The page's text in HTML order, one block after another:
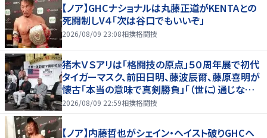
【ノア】GHCナショナルは丸藤正道がKENTAとの
死闘制しV４「次は谷口でもいいぞ」
2026/08/09 23:08相撲格闘技
猪木ＶＳアリは「格闘技の原点」５０周年展で初代
タイガーマスク、前田日明、藤波辰爾、藤原喜明が
懐古「本当の意味で真剣勝負」「（世に）通じない
歯がゆさも」
2026/08/09 22:59相撲格闘技
【ノア】内藤哲也がシェイン・ヘイスト破りGHCヘ